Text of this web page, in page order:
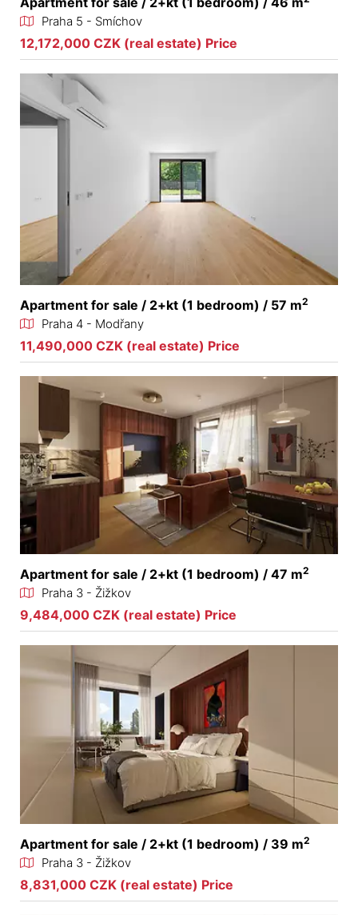
Praha 5 - Smíchov
12,172,000 CZK (real estate) Price
Apartment for sale / 2+kt (1 bedroom) / 57 m2
Praha 4 - Modřany
11,490,000 CZK (real estate) Price
Apartment for sale / 2+kt (1 bedroom) / 47 m2
Praha 3 - Žižkov
9,484,000 CZK (real estate) Price
Apartment for sale / 2+kt (1 bedroom) / 39 m2
Praha 3 - Žižkov
8,831,000 CZK (real estate) Price